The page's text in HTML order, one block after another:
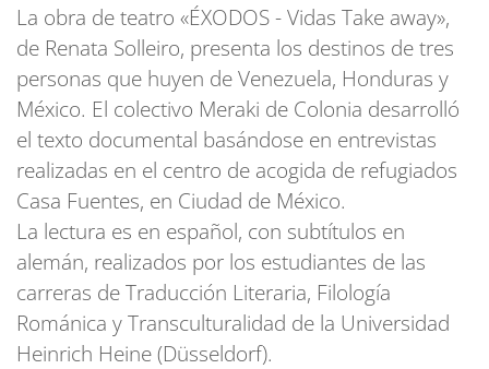
La obra de teatro «ÉXODOS - Vidas Take away»,
de Renata Solleiro, presenta los destinos de tres
personas que huyen de Venezuela, Honduras y
México. El colectivo Meraki de Colonia desarrolló
el texto documental basándose en entrevistas
realizadas en el centro de acogida de refugiados
Casa Fuentes, en Ciudad de México.
La lectura es en español, con subtítulos en
alemán, realizados por los estudiantes de las
carreras de Traducción Literaria, Filología
Románica y Transculturalidad de la Universidad
Heinrich Heine (Düsseldorf).